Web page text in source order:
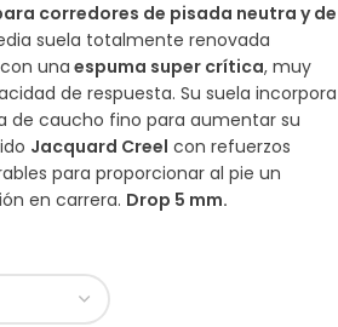
corredores de pisada neutra y de
suela totalmente renovada
una espuma super crítica, muy
de respuesta. Su suela incorpora
de caucho fino para aumentar su
Jacquard Creel con refuerzos
para proporcionar al pie un
en carrera. Drop 5 mm.